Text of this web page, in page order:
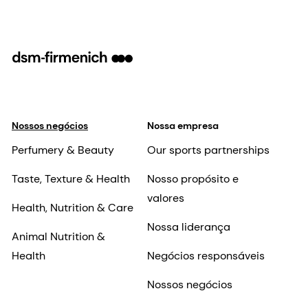
Nossos negócios
Perfumery & Beauty
Taste, Texture & Health
Health, Nutrition & Care
Animal Nutrition &
Health
Nossa empresa
Our sports partnerships
Nosso propósito e
valores
Nossa liderança
Negócios responsáveis
Nossos negócios